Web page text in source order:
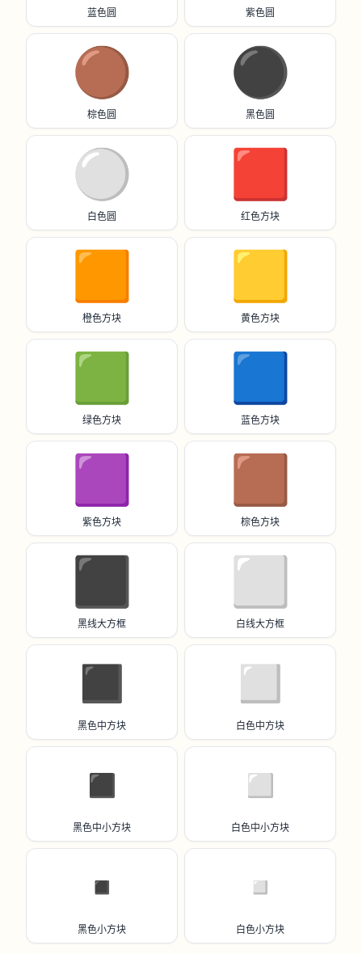
蓝色圆 紫色圆
🟤
棕色圆
⚫️
黑色圆
⚪️
白色圆
🟥
红色方块
🟧
橙色方块
🟨
黄色方块
🟩
绿色方块
🟦
蓝色方块
🟪
紫色方块
🟫
棕色方块
⬛️
黑线大方框
⬜️
白线大方框
◼️
黑色中方块
◻️
白色中方块
◾️
黑色中小方块
◽️
白色中小方块
▪️
黑色小方块
▫️
白色小方块